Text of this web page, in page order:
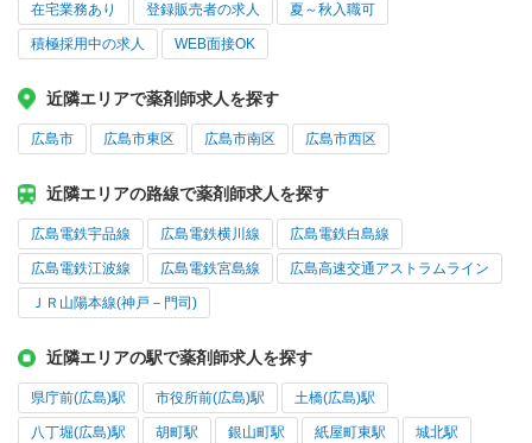
在宅業務あり 登録販売者の求人 夏～秋入職可
積極採用中の求人 WEB面接OK
近隣エリアで薬剤師求人を探す
広島市 広島市東区 広島市南区 広島市西区
近隣エリアの路線で薬剤師求人を探す
広島電鉄宇品線 広島電鉄横川線 広島電鉄白島線
広島電鉄江波線 広島電鉄宮島線 広島高速交通アストラムライン
ＪＲ山陽本線(神戸－門司)
近隣エリアの駅で薬剤師求人を探す
県庁前(広島)駅 市役所前(広島)駅 土橋(広島)駅
八丁堀(広島)駅 胡町駅 銀山町駅 紙屋町東駅 城北駅